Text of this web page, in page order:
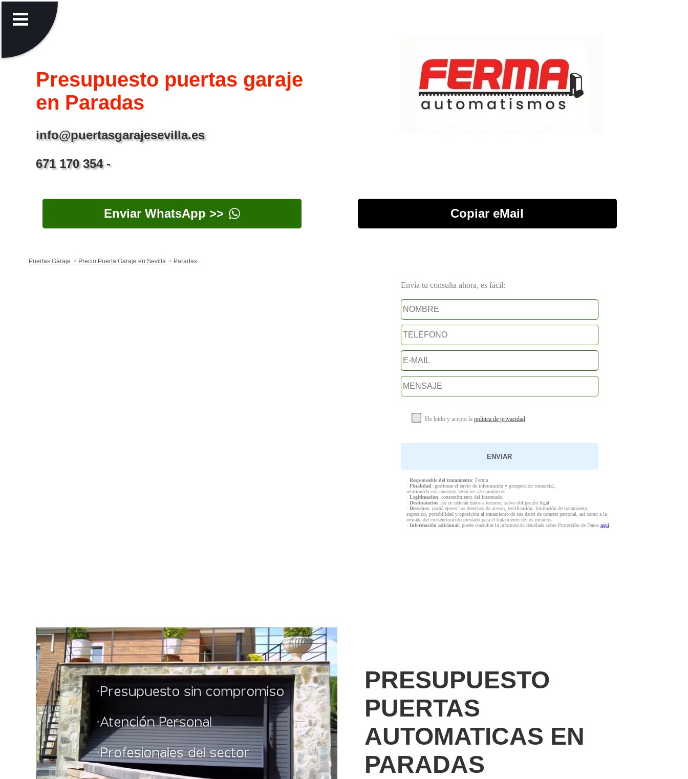
Presupuesto puertas garaje
en Paradas
info@puertasgarajesevilla.es
671 170 354 -
Enviar WhatsApp >> Copiar eMail
Puertas Garaje Precio Puerta Garaje en Sevilla Paradas
Envía tu consulta ahora, es fácil:
He leído y acepto la política de privacidad.
· Responsable del tratamiento: Ferma
· Finalidad: gestionar el envío de información y prospección comercial,
relacionada con nuestros servicios y/o productos.
· Legitimación: consentimiento del interesado.
· Destinatarios: no se cederán datos a terceros, salvo obligación legal.
· Derechos: podrá ejercer los derechos de acceso, rectificación, limitación de tratamiento,
supresión, portabilidad y oposición al tratamiento de sus datos de carácter personal, así como a la
retirada del consentimiento prestado para el tratamiento de los mismos.
· Información adicional: puede consultar la información detallada sobre Protección de Datos aquí.
PRESUPUESTO
PUERTAS
AUTOMATICAS EN
PARADAS